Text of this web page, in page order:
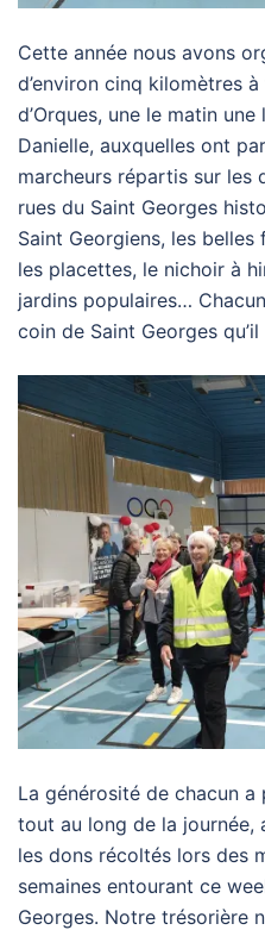
Cette année nous avons
d’environ cinq kilomètres
d’Orques, une le matin
Danielle, auxquelles ont
marcheurs répartis sur les
rues du Saint Georges
Saint Georgiens, les
les placettes, le nichoir à
jardins populaires…
coin de Saint Georges
La générosité de chacun
tout au long de la journée,
les dons récoltés lors des
semaines entourant ce
Georges. Notre trésorière